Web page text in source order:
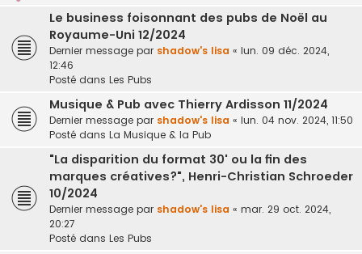
Le business foisonnant des pubs de Noël au
Royaume-Uni 12/2024
Dernier message par shadow's lisa « lun. 09 déc. 2024,
12:46
Posté dans Les Pubs
Musique & Pub avec Thierry Ardisson 11/2024
Dernier message par shadow's lisa « lun. 04 nov. 2024, 11:50
Posté dans La Musique & la Pub
"La disparition du format 30' ou la fin des
marques créatives?", Henri-Christian Schroeder
10/2024
Dernier message par shadow's lisa « mar. 29 oct. 2024,
20:27
Posté dans Les Pubs